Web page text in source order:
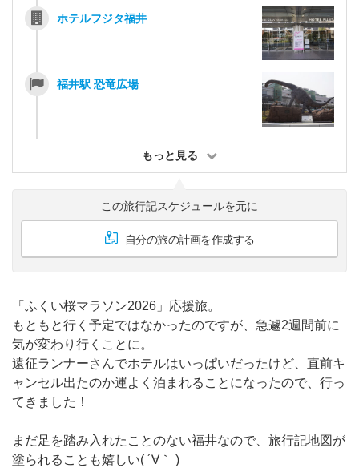
ホテルフジタ福井
福井駅 恐竜広場
もっと見る
この旅行記スケジュールを元に
自分の旅の計画を作成する
「ふくい桜マラソン2026」応援旅。
もともと行く予定ではなかったのですが、急遽2週間前に
気が変わり行くことに。
遠征ランナーさんでホテルはいっぱいだったけど、直前キ
ャンセル出たのか運よく泊まれることになったので、行っ
てきました！
まだ足を踏み入れたことのない福井なので、旅行記地図が
塗られることも嬉しい( ´∀｀ )